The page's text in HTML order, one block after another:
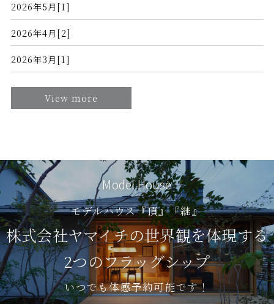
2026年5月[1]
2026年4月[2]
2026年3月[1]
View more
Model House
モデルハウス『頂』『継』
株式会社ヤマイチの世界観を体現する
2つのフラッグシップ
いつでも体感予約可能です！